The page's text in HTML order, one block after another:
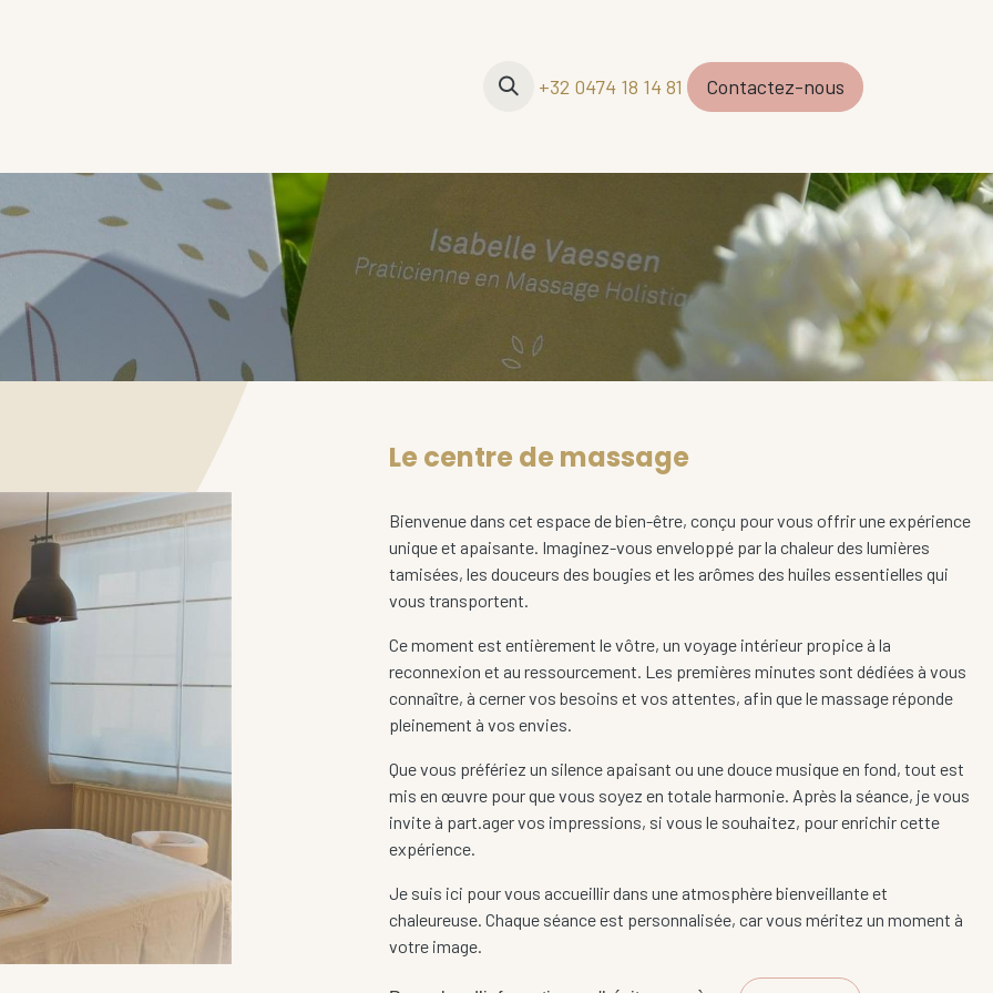
Contactez-nous
+32 0474 18 14 81 Contactez-nous
Le centre de massage
Bienvenue dans cet espace de bien-être, conçu pour vous offrir une expérience
unique et apaisante. Imaginez-vous enveloppé par la chaleur des lumières
tamisées, les douceurs des bougies et les arômes des huiles essentielles qui
vous transportent.
Ce moment est entièrement le vôtre, un voyage intérieur propice à la
reconnexion et au ressourcement. Les premières minutes sont dédiées à vous
connaître, à cerner vos besoins et vos attentes, afin que le massage réponde
pleinement à vos envies.
Que vous préfériez un silence apaisant ou une douce musique en fond, tout est
mis en œuvre pour que vous soyez en totale harmonie. Après la séance, je vous
invite à part.ager vos impressions, si vous le souhaitez, pour enrichir cette
expérience.
Je suis ici pour vous accueillir dans une atmosphère bienveillante et
chaleureuse. Chaque séance est personnalisée, car vous méritez un moment à
votre image.